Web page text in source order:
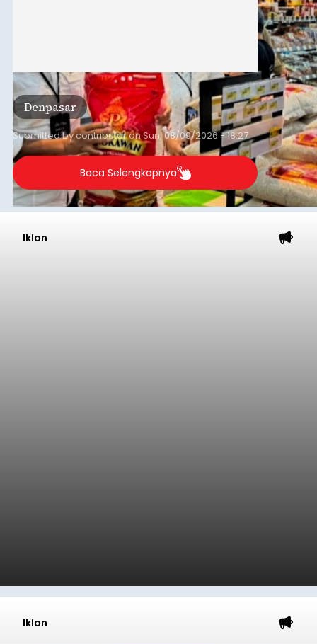
Denpasar
Submitted bycontributoronSun, 08/09/2026 - 18:27
Baca Selengkapnya
Iklan
Iklan